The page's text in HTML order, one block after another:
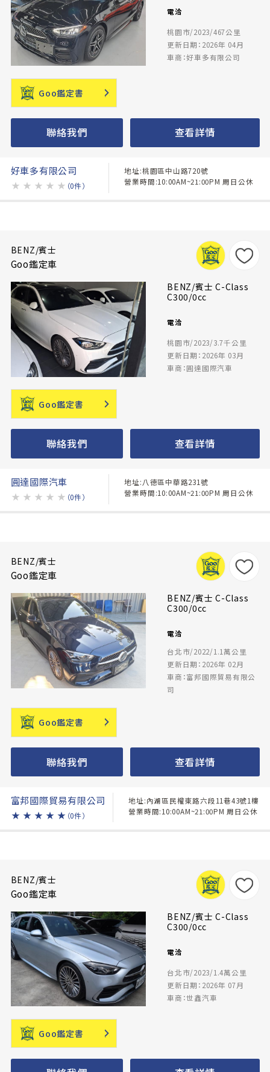
電洽
桃園市/2023/467公里
更新日期：2026年 04月
車商：好車多有限公司
Goo鑑定書
聯絡我們 查看詳情
好車多有限公司
★ ★ ★ ★ ★ （0件）
地址:桃園區中山路720號
營業時間:10:00AM~21:00PM 周日公休
BENZ/賓士
Goo鑑定車
BENZ/賓士 C-Class
C300/0cc
電洽
桃園市/2023/3.7千公里
更新日期：2026年 03月
車商：圓達國際汽車
Goo鑑定書
聯絡我們 查看詳情
圓達國際汽車
★ ★ ★ ★ ★ （0件）
地址:八德區中華路231號
營業時間:10:00AM~21:00PM 周日公休
BENZ/賓士
Goo鑑定車
BENZ/賓士 C-Class
C300/0cc
電洽
台北市/2022/1.1萬公里
更新日期：2026年 02月
車商：富邦國際貿易有限公
司
Goo鑑定書
聯絡我們 查看詳情
富邦國際貿易有限公司
★ ★ ★ ★ ★ （0件）
地址:內湖區民權東路六段11巷43號1樓
營業時間:10:00AM~21:00PM 周日公休
BENZ/賓士
Goo鑑定車
BENZ/賓士 C-Class
C300/0cc
電洽
台北市/2023/1.4萬公里
更新日期：2026年 07月
車商：世鑫汽車
Goo鑑定書